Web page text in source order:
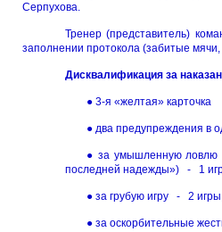
Серпухова.
Тренер
заполнении протокола (забитые
Дисквалификация за
● 3-я «желтая»
● два предупреждения в
● за умышленную ловлю
последней надежды») - 1
● за грубую игру - 2
● за оскорбительные